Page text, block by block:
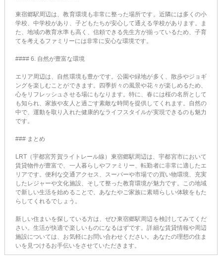
東宿郷駅周辺は、教育環境も非常に整った場所です。近隣には多くの小
学校、中学校があり、子どもたちが安心して通える学校があります。ま
た、地域の教育水準も高く、信頼できる先生方が揃っているため、子育
てを考えるファミリーには非常に安心な環境です。
#### 6. 自然が豊富な環境
エリア周辺は、自然環境も豊かです。公園や緑地が多く、散歩やジョギ
ングを楽しむことができます。四季折々の風景や花々が楽しめるため、
心をリフレッシュさせる場にもなります。特に、春には桜の名所として
も知られ、家族や友人と過ごす素敵な時間を提供してくれます。自然の
中で、運動を取り入れた健康的なライフスタイルが実現できるのも魅力
です。
### まとめ
LRT（宇都宮芳賀ライトレール線）東宿郷駅周辺は、宇都宮市において
賃貸物件が豊富で、一人暮らしやファミリー、転勤者に非常に適したエ
リアです。便利な交通アクセス、スーパーや市場での買い物環境、充実
したレジャーや文化施設、そして整った教育環境が魅力です。この地域
で新しい生活を始めることで、あなたやご家族に素晴らしい体験をもた
らしてくれるでしょう。
新しい住まいを探している方は、ぜひ東宿郷駅周辺を検討してみてくだ
さい。生活が快適で楽しいものになるはずです。詳細な賃貸情報や周辺
施設については、お気軽にお問い合わせください。あなたの理想の住ま
いを見つけるお手伝いをさせていただきます。